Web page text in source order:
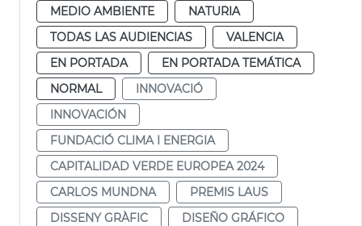
MEDIO AMBIENTE
NATURIA
TODAS LAS AUDIENCIAS
VALENCIA
EN PORTADA
EN PORTADA TEMÁTICA
NORMAL
INNOVACIÓ
INNOVACIÓN
FUNDACIÓ CLIMA I ENERGIA
CAPITALIDAD VERDE EUROPEA 2024
CARLOS MUNDNA
PREMIS LAUS
DISSENY GRÀFIC
DISEÑO GRÁFICO